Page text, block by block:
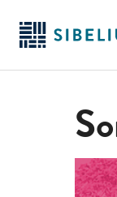
huvudinnehållet